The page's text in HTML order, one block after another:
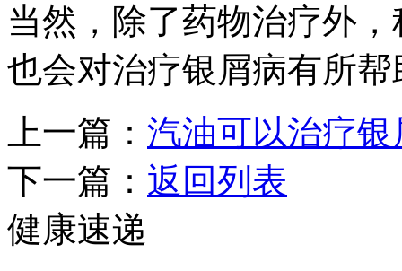
当然，除了药物治疗外
也会对治疗银屑病有所帮
上一篇： 汽油可以治疗银
下一篇： 返回列表
健康速递